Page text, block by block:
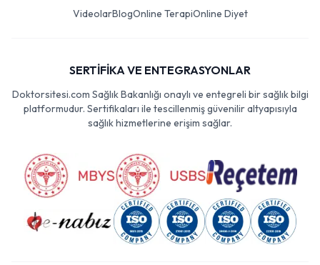
VideolarBlogOnline TerapiOnline Diyet
SERTİFİKA VE ENTEGRASYONLAR
Doktorsitesi.com Sağlık Bakanlığı onaylı ve entegreli bir sağlık bilgi
platformudur. Sertifikaları ile tescillenmiş güvenilir altyapısıyla
sağlık hizmetlerine erişim sağlar.